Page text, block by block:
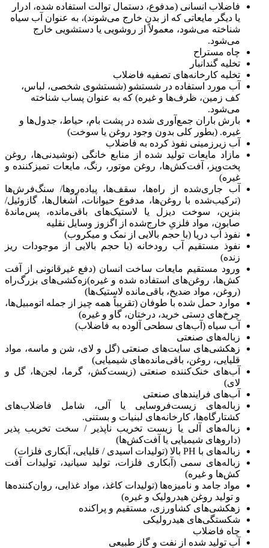
فاضلاب انسانی (مدفوع، دستمال توالت استفاده شده، ادرار
یا دیگر مایعاتی که از بدن خارج می‌شوند)، به عنوان آب سیاه
شناخته می‌شود، معمولاً از روشویی یا دستشویی خارج
می‌شود.
چاه مستراح
تخلیه گندانبار
تخلیه کارخانه‌های تصفیه فاضلاب
آب مورد استفاده در شستشو (شستشوی شخصی، لباس،
کف زمین، ظرف‌ها و غیره) که به عنوان پساب شناخته
می‌شود.
بارش باران جمع‌آوری شده در پشت بام، حیاط، جدول‌ها و
غیره. (بطور کلی بدون وجود روغن یا سوخت)
آب زیرزمینی نفوذ کرده به فاضلاب
مازاد مایعات تولید شده از منابع خانگی (نوشیدنی‌ها، روغن
پخت‌وپز، آفت‌کش‌ها، روغن موتور، رنگ، مایعات تمیزکننده و
غیره)
آب جاری‌شده از راه‌ها، سقف‌ها، پیاده‌روها/ سنگ‌فرش‌ها
(ترکیب‌شده با روغن‌ها، مدفوع حیوانات، آشغال‌ها، گازوئیل/
بنزین، سوخت دیزل یا لاستیک‌های باقی‌مانده، پس‌ماندهٔ
صابون، مواد فلزیِ خارج‌شده از اگزوز وسایل نقلیه
نفوذ آب دریا (با حجم بالایی از نمک و میکروب)
نفوذ مستقیم آب رودخانه (با حجم بالایی از موجودات ریز
زنده)
ورود مستقیم مایعات ساخت انسان (دفع غیرقانونی از آفت
کش‌ها، روغن‌های استفاده شده و غیره)زه‌کشی‌های بزرگ‌راه
(روغن، مواد ضدیخ، باقی‌مانده لاستیک‌ها)
موارد حمل شده با طوفان (تقریباً همه چیز از جمله اتومبیل‌ها،
چرخ‌های دستی خرید، درختان، گاو و غیره)
آب سیاه (آب‌های سطحی آلوده به فاضلاب)
زباله‌های صنعتی
زهکشی‌های سایت‌های صنعتی (گل و لای، شن و ماسه، مواد
قلیایی، روغن، باقی‌مانده‌های شیمیایی)
آب‌های خنک‌کننده صنعتی (زیست‌کش، گرما، لجن‌ها، گل و
لای)
آب‌های فرایندهای صنعتی
زباله‌های زیست‌فروسایی یا آلی، شامل فاضلاب‌های
کشتارگاه‌ها، کارخانه‌های لبنیات و بستنی.
زباله‌های آلی یا زیست تخریب ناپذیر / سخت تخریب پذیر
(داروهای شیمیایی یا آفت‌کش‌ها)
زباله‌های با PH بالا (تولیدات اسیدی / قلیایی، آبکاری فلزات)
زباله‌های سمی (آبکاری فلزات، تولید سیانید، تولیدات آفت
کش‌ها و غیره)
مواد جامد و نامیزه‌ها (تولیدات کاغذ، مواد غذایی، روان‌کننده‌ها
و تولید روغن هیدرولیک و غیره)
زهکشی‌های کشاورزی، مستقیم و پراکنده
شکستگی‌های هیدرولیکی
چاه فاضلاب
آب تولید شده از نفت و گاز طبیعی